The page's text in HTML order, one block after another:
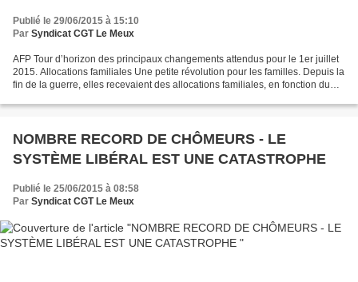
Publié le 29/06/2015 à 15:10
Par Syndicat CGT Le Meux
AFP Tour d’horizon des principaux changements attendus pour le 1er juillet
2015. Allocations familiales Une petite révolution pour les familles. Depuis la
fin de la guerre, elles recevaient des allocations familiales, en fonction du
NOMBRE RECORD DE CHÔMEURS - LE
SYSTÈME LIBÉRAL EST UNE CATASTROPHE
Publié le 25/06/2015 à 08:58
Par Syndicat CGT Le Meux